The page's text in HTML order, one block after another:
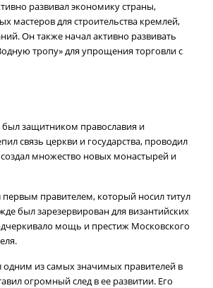
развивал экономику страны,
мастеров для строительства кремлей,
Он также начал активно развивать
тропу» для упрощения торговли с
защитником православия и
связь церкви и государства, проводил
множество новых монастырей и
первым правителем, который носил титул
был зарезервирован для византийских
мощь и престиж Московского
одним из самых значимых правителей в
огромный след в ее развитии. Его